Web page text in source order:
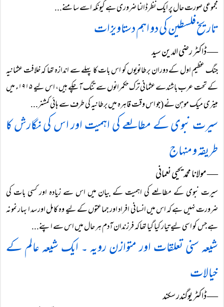
مجموعی صورت حال پر ایک نظر ڈالنا ضروری ہے کیونکہ اسے سامنے...
تاریخ فلسطین کی دو اہم دستاویزات
― ڈاکٹر رضی الدین سید
جنگ عظیم اول کے دوران برطانویوں کو اس بات کا پہلے سے اندازہ تھا کہ خلافت عثمانیہ
کے تحت عرب باشندے عثمانی ترک حکمرانوں سے تنگ آ چکے ہیں، اس لیے ۱۹۱۵ء میں
ہینری میک موہن نے (جو اس وقت قاہرہ میں برطانیہ کی طرف سے ہائی کمشنر...
سیرت نبوی کے مطالعے کی اہمیت اور اس کی نگارش کا
طریقہ و منہاج
― مولانا محمد یحیی نعمانی
سیرت نبوی کے مطالعے کی اہمیت کے بیان میں اس سے زیادہ اور کسی بات کی
ضرورت نہیں ہے کہ اس میں انسانی افراد اور جماعتوں کے لیے وہ کامل اور سد ا بہار نمونہ
ہے جس کو اسی لیے تیار کیا گیا تھاکہ فرزندان آدم ہر حال میں اس سے اپنے...
شیعہ سنی تعلقات اور متوازن رویہ ۔ ایک شیعہ عالم کے
خیالات
― ڈاکٹر یوگندر سکند